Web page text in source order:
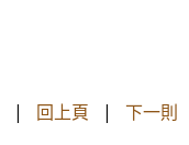
| 回上頁 | 下一則